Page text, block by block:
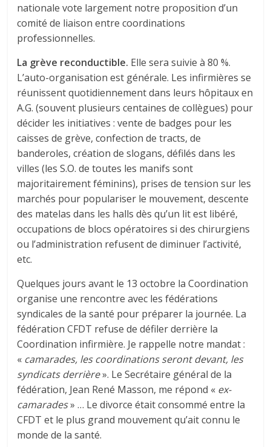
nationale vote largement notre proposition d’un
comité de liaison entre coordinations
professionnelles.
La grève reconductible. Elle sera suivie à 80 %.
L’auto-organisation est générale. Les infirmières se
réunissent quotidiennement dans leurs hôpitaux en
A.G. (souvent plusieurs centaines de collègues) pour
décider les initiatives : vente de badges pour les
caisses de grève, confection de tracts, de
banderoles, création de slogans, défilés dans les
villes (les S.O. de toutes les manifs sont
majoritairement féminins), prises de tension sur les
marchés pour populariser le mouvement, descente
des matelas dans les halls dès qu’un lit est libéré,
occupations de blocs opératoires si des chirurgiens
ou l’administration refusent de diminuer l’activité,
etc.
Quelques jours avant le 13 octobre la Coordination
organise une rencontre avec les fédérations
syndicales de la santé pour préparer la journée. La
fédération CFDT refuse de défiler derrière la
Coordination infirmière. Je rappelle notre mandat :
« camarades, les coordinations seront devant, les
syndicats derrière». Le Secrétaire général de la
fédération, Jean René Masson, me répond « ex-
camarades» … Le divorce était consommé entre la
CFDT et le plus grand mouvement qu’ait connu le
monde de la santé.